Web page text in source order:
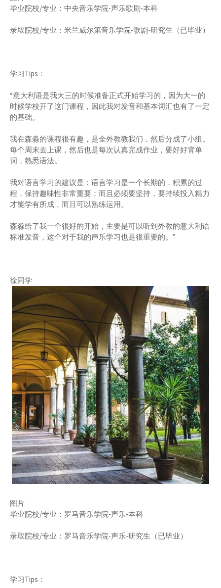
毕业院校/专业：中央音乐学院-声乐歌剧-本科
录取院校/专业：米兰威尔第音乐学院-歌剧-研究生（已毕业）
学习Tips：
“意大利语是我大三的时候准备正式开始学习的，因为大一的
时候学校开了这门课程，因此我对发音和基本词汇也有了一定
的基础。
我在森淼的课程很有趣，是全外教教我们，然后分成了小组。
每个周末去上课，然后也是每次认真完成作业，要好好背单
词，熟悉语法。
我对语言学习的建议是：语言学习是一个长期的，积累的过
程，保持趣味性非常重要；而且必须要坚持，要持续投入精力
才能学有所成，而且可以熟练运用。
森淼给了我一个很好的开始，主要是可以听到外教的意大利语
标准发音，这个对于我的声乐学习也是很重要的。”
徐同学
图片
毕业院校/专业：罗马音乐学院-声乐-本科
录取院校/专业：罗马音乐学院-声乐-研究生（已毕业）
学习Tips：